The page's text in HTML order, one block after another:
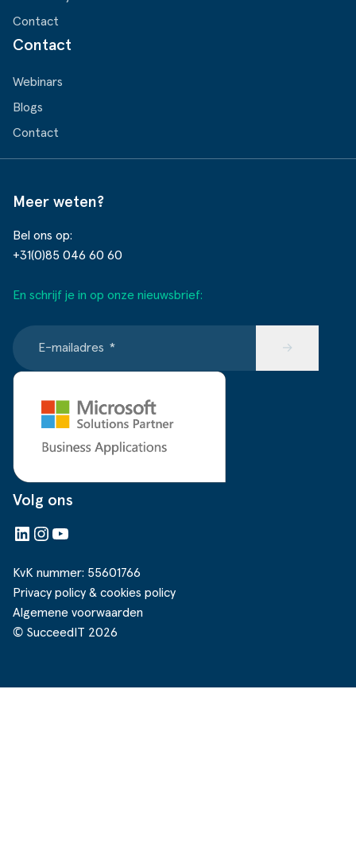
Contact
Contact
Webinars
Blogs
Contact
Meer weten?
Bel ons op:
+31(0)85 046 60 60
En schrijf je in op onze nieuwsbrief:
E-mailadres * →
Volg ons
LinkedIn
Instagram
YouTube
KvK nummer: 55601766
Privacy policy & cookies policy
Algemene voorwaarden
© SucceedIT 2026